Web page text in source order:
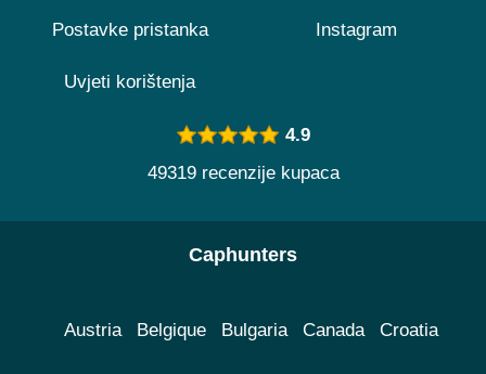
Postavke pristanka
Uvjeti korištenja
Instagram
4.9
49319 recenzije kupaca
Caphunters
Austria Belgique Bulgaria Canada Croatia